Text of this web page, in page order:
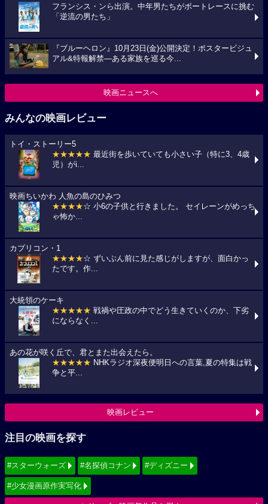
フランシス・ンら出演。中年男たちがボートレースに挑む
「逆流の男たち」
『ブルーヘロン』10月23日(金)公開決定！ポスタービジュ
アル&特報解禁―ある家族を巡る今...
映画ニュースへ
みんなの映画レビュー
トイ・ストーリー5
★★★★★ 最近街を歩いていても小さい子（特に3、4歳
児）がi...
映画ちいかわ 人魚の島のひみつ
★★★★☆ 小6の子供と行きました。 セイレーンがめっち
ゃ怖か...
カプリコン・1
★★★★☆ ずいぶん前に見た感じがしますが、面白かっ
たです。作...
大統領のケーキ
★★★★★ 戦禍や圧政の中でどう生きていくのか、下劣
にならなく...
あの花が咲く丘で、君とまた出会えたら。
★★★★★ NHKラジオ深夜便明日への言葉,夏の特集は戦
争と平...
映画レビュー
注目の映画を探す
#スターウォーズ #名探偵コナン #ディズニー
#少女漫画原作実写化